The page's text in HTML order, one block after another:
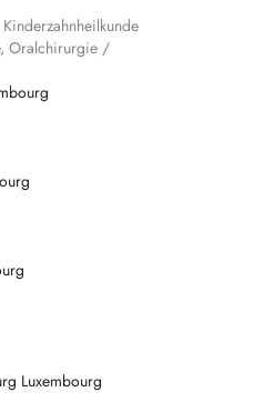
Oralchirurgie /
Luxembourg